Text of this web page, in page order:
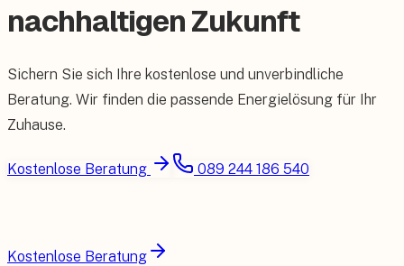
nachhaltigen Zukunft
Sichern Sie sich Ihre kostenlose und unverbindliche
Beratung. Wir finden die passende Energielösung für Ihr
Zuhause.
Kostenlose Beratung 089 244 186 540
Kostenlose Beratung